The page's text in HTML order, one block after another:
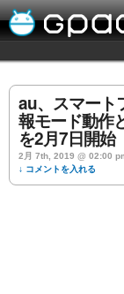
au、スマート
報モード動作
を2月7日開始
2月 7th, 2019 @ 02:00
↓ コメントを入れる